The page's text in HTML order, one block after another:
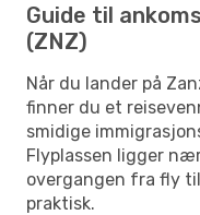
Guide til
(ZNZ)
Når du lander på
finner du et
smidige
Flyplassen ligger
overgangen fra fly
praktisk.